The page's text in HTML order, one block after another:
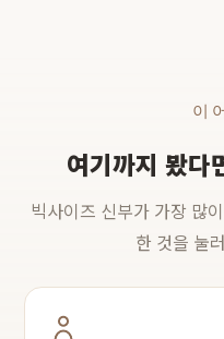
이
여기까지 봤다
빅사이즈 신부가 가장 많
한 것을 눌